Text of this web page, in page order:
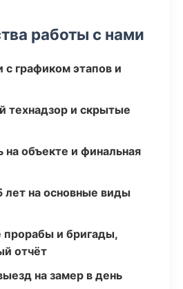
работы с нами
с графиком этапов и
технадзор и скрытые
на объекте и финальная
лет на основные виды
прорабы и бригады,
отчёт
на замер в день